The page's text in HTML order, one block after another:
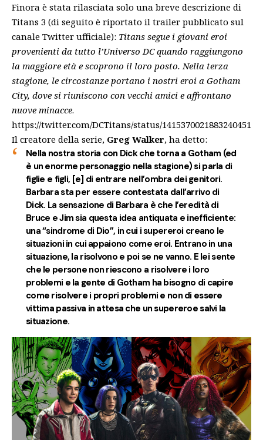
Finora è stata rilasciata solo una breve descrizione di
Titans 3 (di seguito è riportato il trailer pubblicato sul
canale Twitter ufficiale): Titans segue i giovani eroi
provenienti da tutto l’Universo DC quando raggiungono
la maggiore età e scoprono il loro posto. Nella terza
stagione, le circostanze portano i nostri eroi a Gotham
City, dove si riuniscono con vecchi amici e affrontano
nuove minacce.
https://twitter.com/DCTitans/status/1415370021883240451
Il creatore della serie, Greg Walker, ha detto:
Nella nostra storia con Dick che torna a Gotham (ed
è un enorme personaggio nella stagione) si parla di
figlie e figli, [e] di entrare nell’ombra dei genitori.
Barbara sta per essere contestata dall’arrivo di
Dick. La sensazione di Barbara è che l’eredità di
Bruce e Jim sia questa idea antiquata e inefficiente:
una “sindrome di Dio”, in cui i supereroi creano le
situazioni in cui appaiono come eroi. Entrano in una
situazione, la risolvono e poi se ne vanno. E lei sente
che le persone non riescono a risolvere i loro
problemi e la gente di Gotham ha bisogno di capire
come risolvere i propri problemi e non di essere
vittima passiva in attesa che un supereroe salvi la
situazione.